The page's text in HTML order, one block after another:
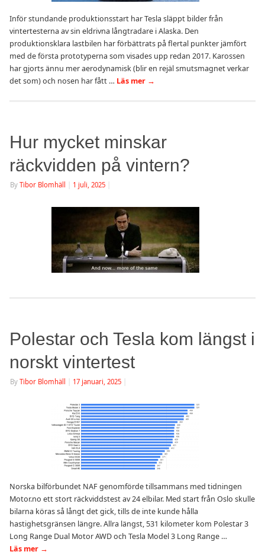
Inför stundande produktionsstart har Tesla släppt bilder från
vintertesterna av sin eldrivna långtradare i Alaska. Den
produktionsklara lastbilen har förbättrats på flertal punkter jämfört
med de första prototyperna som visades upp redan 2017. Karossen
har gjorts ännu mer aerodynamisk (blir en rejäl smutsmagnet verkar
det som) och nosen har fått … Läs mer →
Hur mycket minskar
räckvidden på vintern?
By Tibor Blomhäll 1 juli, 2025
Polestar och Tesla kom längst i
norskt vintertest
By Tibor Blomhäll 17 januari, 2025
Norska bilförbundet NAF genomförde tillsammans med tidningen
Motor.no ett stort räckviddstest av 24 elbilar. Med start från Oslo skulle
bilarna köras så långt det gick, tills de inte kunde hålla
hastighetsgränsen längre. Allra längst, 531 kilometer kom Polestar 3
Long Range Dual Motor AWD och Tesla Model 3 Long Range …
Läs mer →